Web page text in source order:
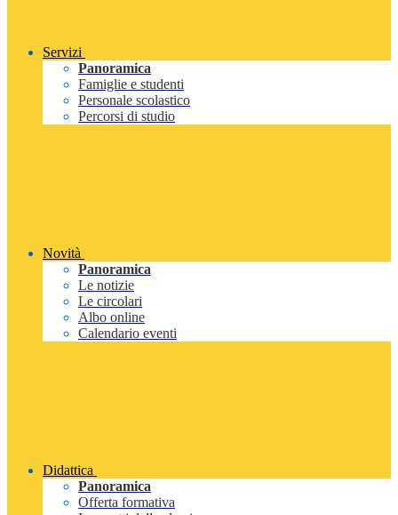
Servizi
Panoramica
Famiglie e studenti
Personale scolastico
Percorsi di studio
Novità
Panoramica
Le notizie
Le circolari
Albo online
Calendario eventi
Didattica
Panoramica
Offerta formativa